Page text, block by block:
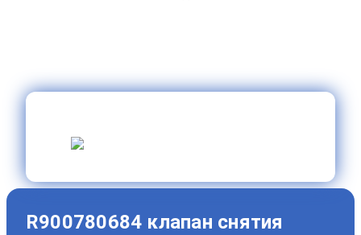
R900780684 клапан снятия